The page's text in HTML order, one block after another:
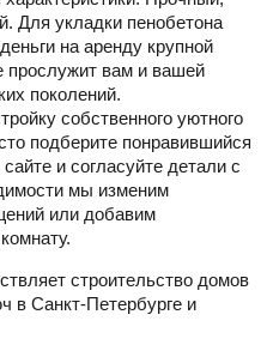
Для укладки пенобетона
на аренду крупной
прослужит вам и вашей
поколений.
собственного уютного
подберите понравившийся
и согласуйте детали с
мы изменим
или добавим
строительство домов
в Санкт-Петербурге и